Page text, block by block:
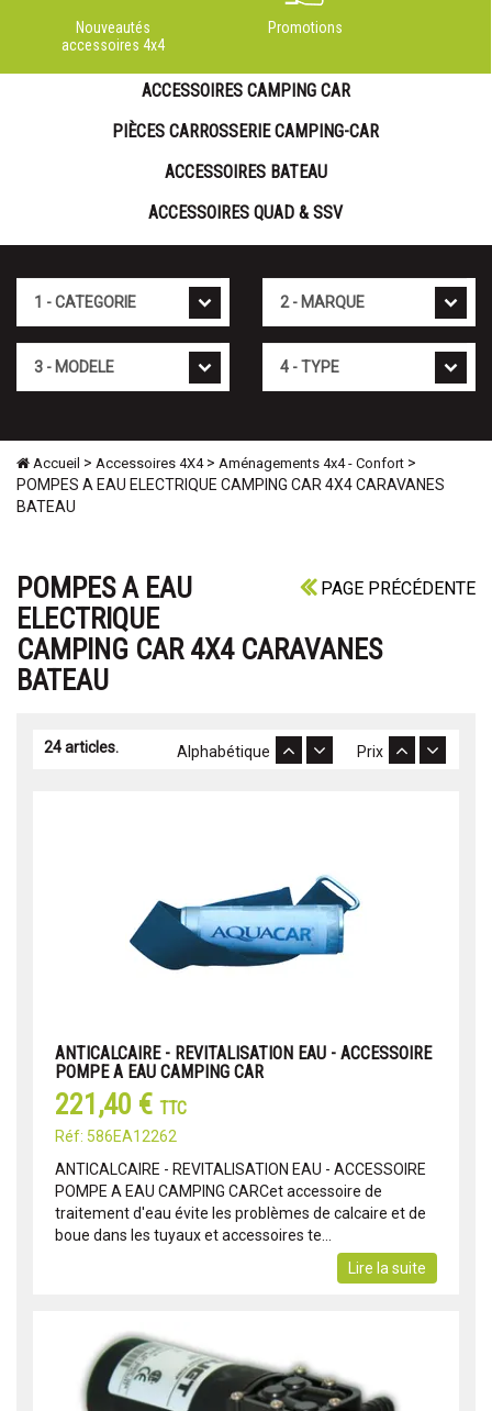
Nouveautés
accessoires 4x4
Promotions
ACCESSOIRES CAMPING CAR
PIÈCES CARROSSERIE CAMPING-CAR
ACCESSOIRES BATEAU
ACCESSOIRES QUAD & SSV
Accueil > Accessoires 4X4> Aménagements 4x4 - Confort >
POMPES A EAU ELECTRIQUE CAMPING CAR 4X4 CARAVANES
BATEAU
PAGE PRÉCÉDENTE
POMPES A EAU
ELECTRIQUE
CAMPING CAR 4X4 CARAVANES
BATEAU
24 articles. Prix
Alphabétique
ANTICALCAIRE - REVITALISATION EAU - ACCESSOIRE
POMPE A EAU CAMPING CAR
221,40 € TTC
Réf: 586EA12262
ANTICALCAIRE - REVITALISATION EAU - ACCESSOIRE
POMPE A EAU CAMPING CARCet accessoire de
traitement d'eau évite les problèmes de calcaire et de
boue dans les tuyaux et accessoires te...
Lire la suite